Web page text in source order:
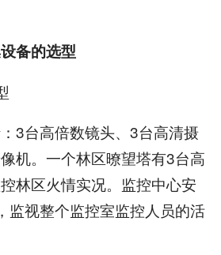
备的选型
台高倍数镜头、3台高清摄
机。一个林区暸望塔有3台高
林区火情实况。监控中心安
监视整个监控室监控人员的活